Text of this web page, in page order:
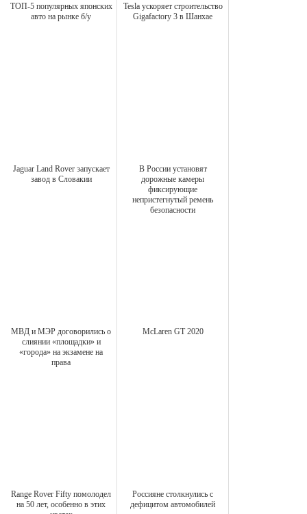
ТОП-5 популярных японских
авто на рынке б/у
Tesla ускоряет строительство
Gigafactory 3 в Шанхае
Jaguar Land Rover запускает
завод в Словакии
В России установят
дорожные камеры
фиксирующие
непристегнутый ремень
безопасности
МВД и МЭР договорились о
слиянии «площадки» и
«города» на экзамене на
права
McLaren GT 2020
Range Rover Fifty помолодел
на 50 лет, особенно в этих
Россияне столкнулись с
дефицитом автомобилей